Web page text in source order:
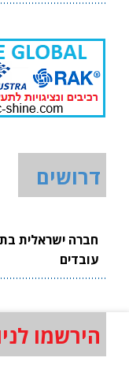
דרושים
חברה ישראלית
עובדים
הירשמו